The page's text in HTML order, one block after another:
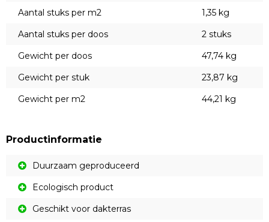
Aantal stuks per m2
1,35 kg
Aantal stuks per doos
2 stuks
Gewicht per doos
47,74 kg
Gewicht per stuk
23,87 kg
Gewicht per m2
44,21 kg
Productinformatie
Duurzaam geproduceerd
Ecologisch product
Geschikt voor dakterras